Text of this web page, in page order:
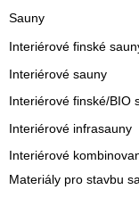
Sauny
Interiérové finské
Interiérové sauny
Interiérové finské/BIO
Interiérové infrasauny
Interiérové
Materiály pro stavbu